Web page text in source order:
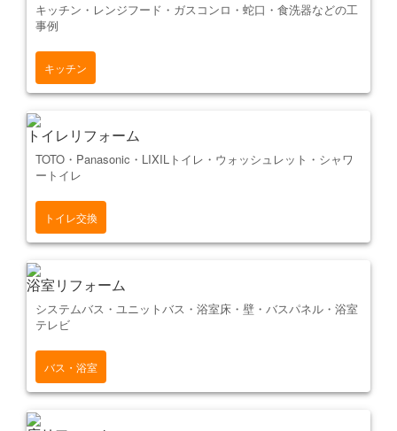
キッチン・レンジフード・ガスコンロ・蛇口・食洗器などの工
事例
キッチン
トイレリフォーム
TOTO・Panasonic・LIXILトイレ・ウォッシュレット・シャワ
ートイレ
トイレ交換
浴室リフォーム
システムバス・ユニットバス・浴室床・壁・バスパネル・浴室
テレビ
バス・浴室